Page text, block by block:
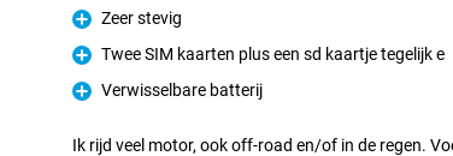
Pro
Zeer stevig
Pro
Twee SIM kaarten plus een sd kaartje tegelijk e
Pro
Verwisselbare batterij
Ik rijd veel motor, ook off-road en/of in de regen.